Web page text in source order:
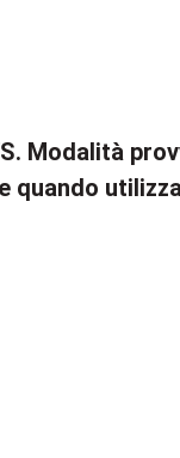
Modalità
quando